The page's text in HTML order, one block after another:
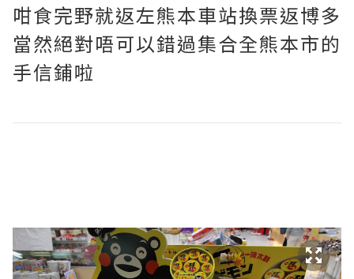
咁食完野就返左熊本車站換票返博多
當然絕對唔可以錯過集合全熊本市的
手信鋪啦